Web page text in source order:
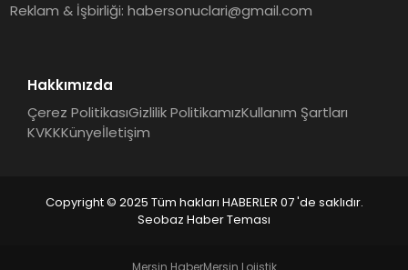
Reklam & İşbirliği:habersonuclari@gmail.com
Hakkımızda
Çerez PolitikasıGizlilik PolitikamızKullanım Şartları
KVKKKünyeİletişim
Copyright © 2025 Tüm hakları HABERLER 07 'de saklıdır.
Seobaz Haber Teması
Mersin HaberMersin Lojistik